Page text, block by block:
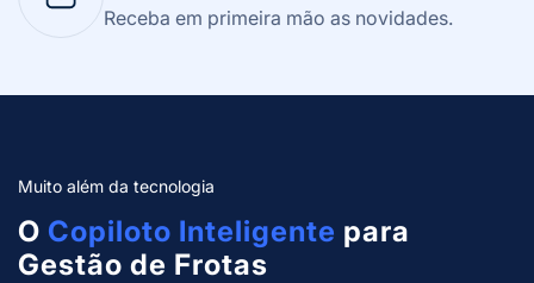
Receba em primeira mão as novidades.
Muito além da tecnologia
O Copiloto Inteligente para
Gestão de Frotas